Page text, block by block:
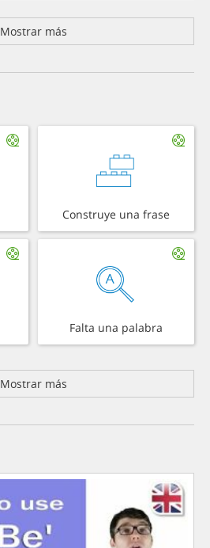
Mostrar más
Construye una frase
Falta una palabra
Mostrar más